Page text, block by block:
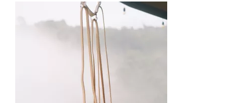
ACHETER LE PRODUIT